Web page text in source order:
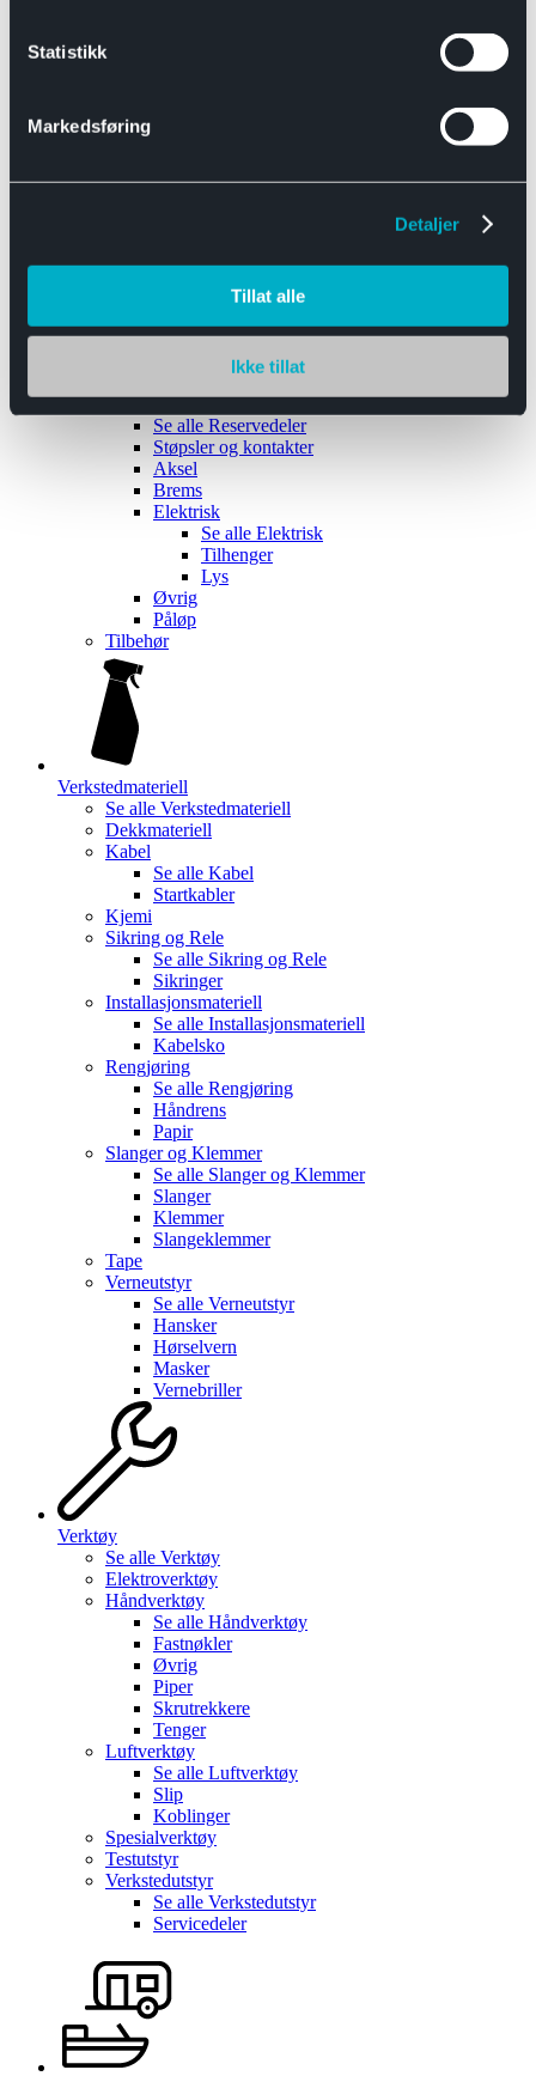
Statistikk
Markedsføring
Detaljer
Tillat alle
Ikke tillat
Båthengere
Reservedeler
Se alle Reservedeler
Støpsler og kontakter
Aksel
Brems
Elektrisk
Se alle Elektrisk
Tilhenger
Lys
Øvrig
Påløp
Tilbehør
Verkstedmateriell
Se alle Verkstedmateriell
Dekkmateriell
Kabel
Se alle Kabel
Startkabler
Kjemi
Sikring og Rele
Se alle Sikring og Rele
Sikringer
Installasjonsmateriell
Se alle Installasjonsmateriell
Kabelsko
Rengjøring
Se alle Rengjøring
Håndrens
Papir
Slanger og Klemmer
Se alle Slanger og Klemmer
Slanger
Klemmer
Slangeklemmer
Tape
Verneutstyr
Se alle Verneutstyr
Hansker
Hørselvern
Masker
Vernebriller
Verktøy
Se alle Verktøy
Elektroverktøy
Håndverktøy
Se alle Håndverktøy
Fastnøkler
Øvrig
Piper
Skrutrekkere
Tenger
Luftverktøy
Se alle Luftverktøy
Slip
Koblinger
Spesialverktøy
Testutstyr
Verkstedutstyr
Se alle Verkstedutstyr
Servicedeler